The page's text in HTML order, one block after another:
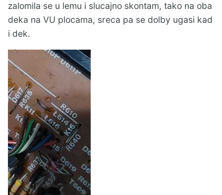
zalomila se u lemu i slucajno skontam, tako na oba
deka na VU plocama, sreca pa se dolby ugasi kad
i dek.